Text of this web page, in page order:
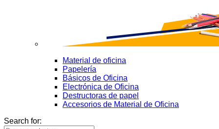
Material de oficina
Papelería
Básicos de Oficina
Electrónica de Oficina
Destructoras de papel
Accesorios de Material de Oficina
Search for: